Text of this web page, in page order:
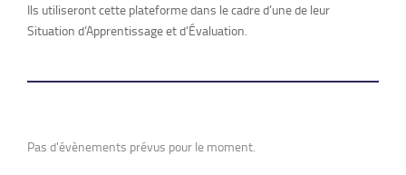
Ils utiliseront cette plateforme dans le cadre d’une de leur
Situation d’Apprentissage et d’Évaluation.
Pas d'évènements prévus pour le moment.